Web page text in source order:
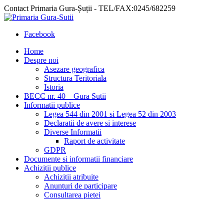
Contact Primaria Gura-Șuții - TEL/FAX:0245/682259
Facebook
Home
Despre noi
Asezare geografica
Structura Teritoriala
Istoria
BECC nr. 40 – Gura Sutii
Informatii publice
Legea 544 din 2001 si Legea 52 din 2003
Declaratii de avere si interese
Diverse Informatii
Raport de activitate
GDPR
Documente si informatii financiare
Achizitii publice
Achizitii atribuite
Anunturi de participare
Consultarea pietei